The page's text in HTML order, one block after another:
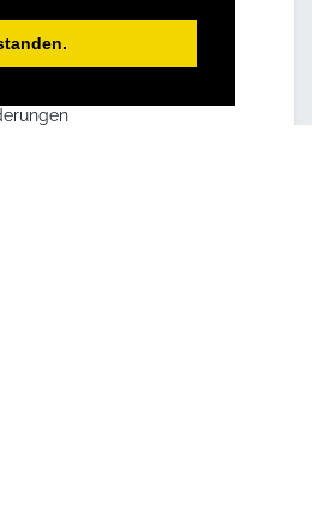
Leistungssteigerung
Aufgaben